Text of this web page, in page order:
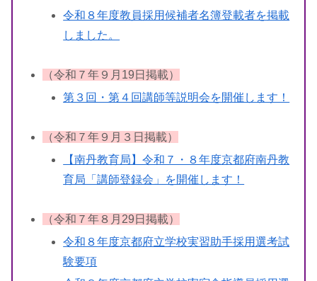
令和８年度教員採用候補者名簿登載者を掲載
しました。
（令和７年９月19日掲載）
第３回・第４回講師等説明会を開催します！
（令和７年９月３日掲載）
【南丹教育局】令和７・８年度京都府南丹教
育局「講師登録会」を開催します！
（令和７年８月29日掲載）
令和８年度京都府立学校実習助手採用選考試
験要項